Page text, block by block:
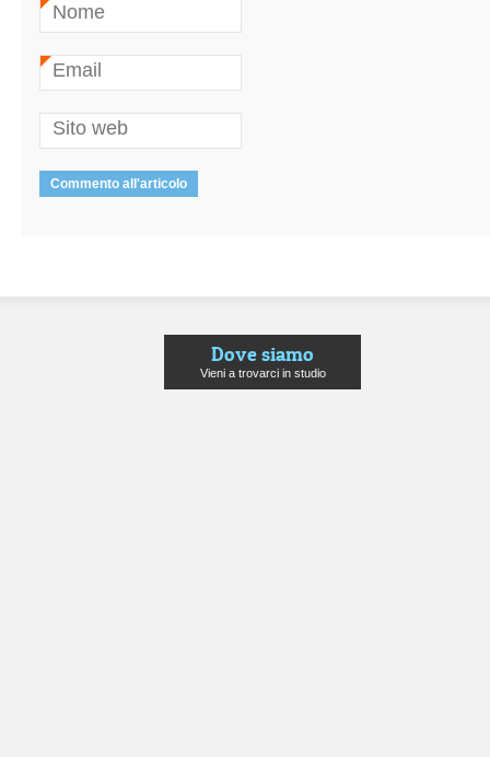
Nome
Email
Sito web
Dove siamo
Vieni a trovarci in studio